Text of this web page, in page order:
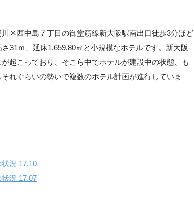
区西中島７丁目の御堂筋線新大阪駅南出口徒歩3分ほど
31ｍ、延床1,659.80㎡と小規模なホテルです。新大阪
起こっており、そこら中でホテルが建設中の状態、も
れぐらいの勢いで複数のホテル計画が進行していま
況 17.10
況 17.07